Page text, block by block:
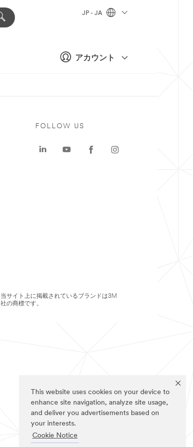
This website uses cookies on your device to
enhance site navigation, analyze site usage,
and deliver you advertisements based on
your interests.
Cookie Notice
アカウント
JP - JA
FOLLOW US
当サイト上に掲載されているブランドは3M
社の商標です。